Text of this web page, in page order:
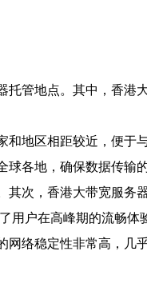
管地点。其中，香港
地区相距较近，便于
各地，确保数据传输
次，香港大带宽服务
用户在高峰期的流畅体
络稳定性非常高，几